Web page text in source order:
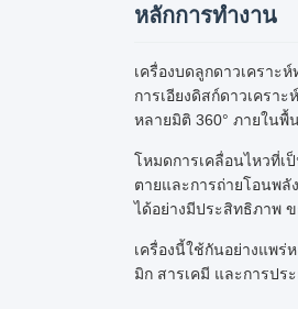
หลักการทำงาน
เครื่องบดลูกดาวเครา
การเอียงดิสก์ดาวเครา
หลายมิติ 360° ภายในพื้
โหมดการเคลื่อนไหวที่
ตายและการถ่ายโอนพ
ได้อย่างมีประสิทธิภาพ
เครื่องนี้ใช้กันอย่างแพ
มิก สารเคมี และการปร